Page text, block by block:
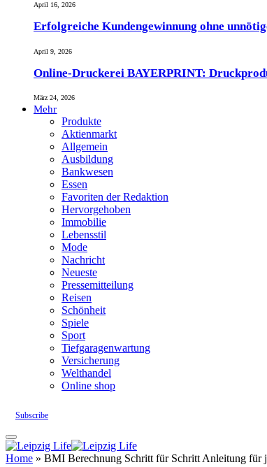
April 16, 2026
Erfolgreiche Kundengewinnung ohne
April 9, 2026
Online-Druckerei BAYERPRINT:
März 24, 2026
Mehr
Produkte
Aktienmarkt
Allgemein
Ausbildung
Bankwesen
Essen
Favoriten der Redaktion
Hervorgehoben
Immobilie
Lebensstil
Mode
Nachricht
Neueste
Pressemitteilung
Reisen
Schönheit
Spiele
Sport
Tiefgaragenwartung
Versicherung
Welthandel
Online shop
Subscribe
Home » BMI Berechnung Schritt für Schritt Anleitung für